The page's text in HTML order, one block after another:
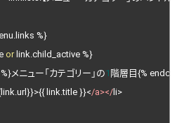
links %}
or link child_active %}
%}メニュー「カテゴリー」の1 階層目{%
link url}}>{{ link .title }}</a></ li>